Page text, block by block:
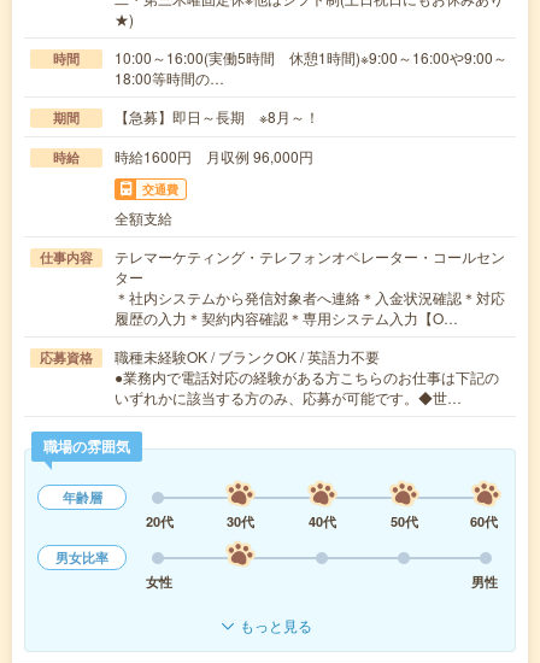
★)
時間
10:00～16:00(実働5時間 休憩1時間)※9:00～16:00や9:00～
18:00等時間の…
期間 【急募】即日～長期 ※8月～！
時給 時給1600円 月収例 96,000円
交通費
全額支給
仕事内容
テレマーケティング・テレフォンオペレーター・コールセン
ター
＊社内システムから発信対象者へ連絡＊入金状況確認＊対応
履歴の入力＊契約内容確認＊専用システム入力【O…
応募資格
職種未経験OK / ブランクOK / 英語力不要
●業務内で電話対応の経験がある方こちらのお仕事は下記の
いずれかに該当する方のみ、応募が可能です。◆世…
職場の雰囲気
年齢層
20代
30代 40代 50代
60代
男女比率
女性
男性
もっと見る